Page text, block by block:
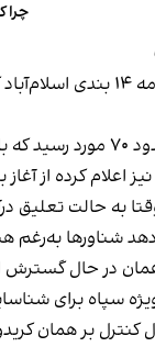
چرا
با گذشت دو هفته از
می‌کرد.
شناورها به‌رغم
در حال
سپاه برای
کنترل بر همان